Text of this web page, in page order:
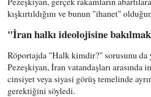
kışkırtıldığını ve bunun "ihanet"
"İran halkı ideolojisine
Röportajda "Halk kimdir?" sorusunu da
Pezeşkiyan, İran vatandaşları arasında
cinsiyet veya siyasi görüş temelinde
gerektiğini söyledi.